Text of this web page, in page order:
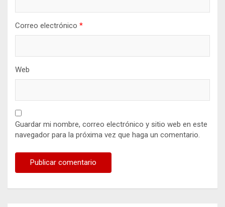
Correo electrónico *
Web
Guardar mi nombre, correo electrónico y sitio web en este
navegador para la próxima vez que haga un comentario.